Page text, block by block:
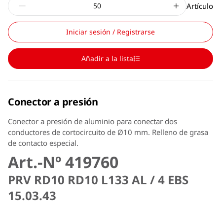
Artículo
Iniciar sesión / Registrarse
Añadir a la lista
Conector a presión
Conector a presión de aluminio para conectar dos
conductores de cortocircuito de Ø10 mm. Relleno de grasa
de contacto especial.
Art.-Nº 419760
PRV RD10 RD10 L133 AL / 4 EBS
15.03.43